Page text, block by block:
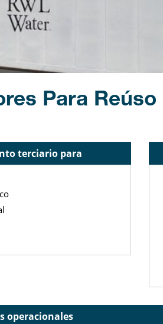
Para Reúso
terciario para
operacionales